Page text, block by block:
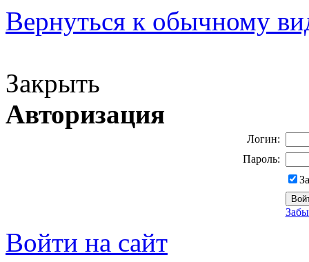
Вернуться к обычному
Закрыть
Авторизация
Логин:
Пароль:
Войти на сайт